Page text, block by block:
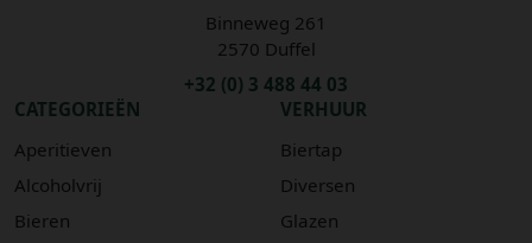
Binneweg 261
2570 Duffel
+32 (0) 3 488 44 03
CATEGORIEËN
Aperitieven
Alcoholvrij
Bieren
VERHUUR
Biertap
Diversen
Glazen